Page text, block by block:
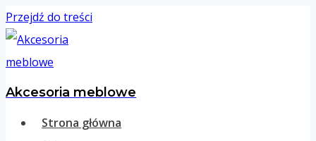
Przejdź do treści
Akcesoria meblowe
Strona główna